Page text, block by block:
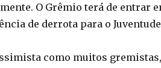
O Grêmio terá de entrar
de derrota para o
como muitos